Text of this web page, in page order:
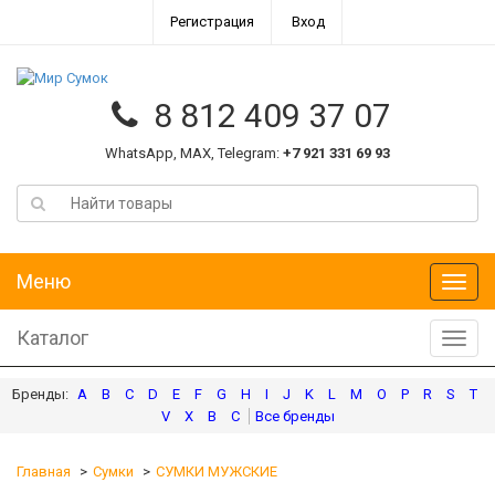
Регистрация Вход
8 812 409 37 07
WhatsApp, MAX, Telegram: +7 921 331 69 93
Меню
Меню
Каталог
A B C D E F G H I J K L M O P R S
T
V
X В С
Главная Сумки
СУМКИ МУЖСКИЕ